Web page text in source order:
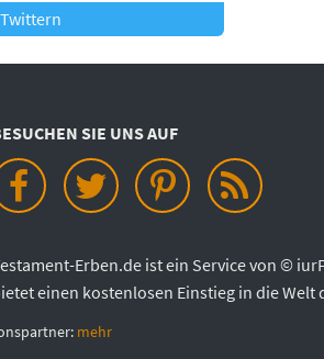
Twittern
SIE UNS AUF
Erben.de ist ein Service von ©
einen kostenlosen Einstieg in die Welt
mehr